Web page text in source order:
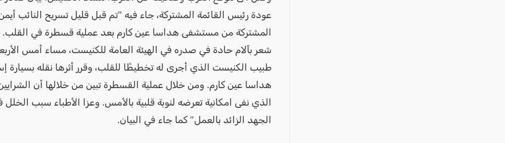
عودة رئيس القائمة المشتركة، جاء فيه "تم قبل قليل تسريح النائب
المشتركة من مستشفى هداسا عين كارم بعد عملية قسطرة في القلب.
شعر بآلام حادة في صدره في الهيئة العامة للكنيست، مساء أمس
طبيب الكنيست الذي أجرى له تخطيطًا للقلب، وقرر أثرها نقله
هداسا عين كارم. ومن خلال عملية القسطرة تبين من خلالها أن الشرايين
الذي نفى امكانية تعرضه لنوبة قلبية بالأمس. وعزا الأطباء سبب
الجهد الزائد بالعمل" كما جاء في البيان.